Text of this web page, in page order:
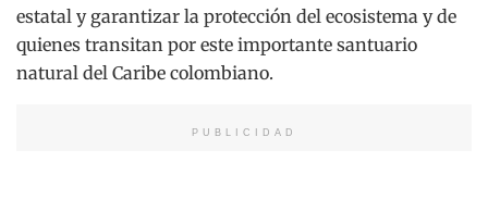
estatal y garantizar la protección del ecosistema y de
quienes transitan por este importante santuario
natural del Caribe colombiano.
PUBLICIDAD